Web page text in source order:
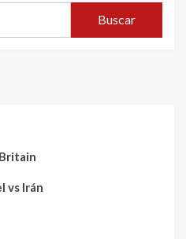
Buscar
vs Irán